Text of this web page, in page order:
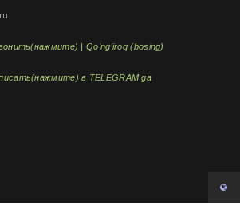
| Qo'ng'iroq (bosing)
в TELEGRAM ga